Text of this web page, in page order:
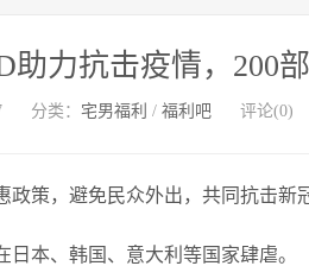
助力抗击疫情，200
分类： 宅男福利 / 福利吧 评论(0)
策，避免民众外出，共同抗击新
本、韩国、意大利等国家肆虐。